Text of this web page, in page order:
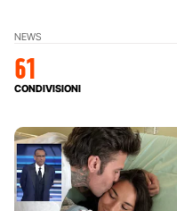
NEWS
61
CONDIVISIONI